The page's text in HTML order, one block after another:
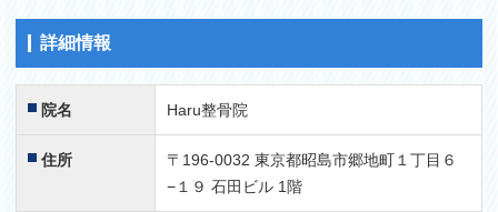
詳細情報
院名 Haru整骨院
住所
〒196-0032 東京都昭島市郷地町１丁目６
−１９ 石田ビル 1階